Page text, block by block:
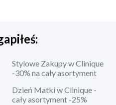
Stylowe Zakupy w Clinique
-30% na cały asortyment
Dzień Matki w Clinique -
cały asortyment -25%